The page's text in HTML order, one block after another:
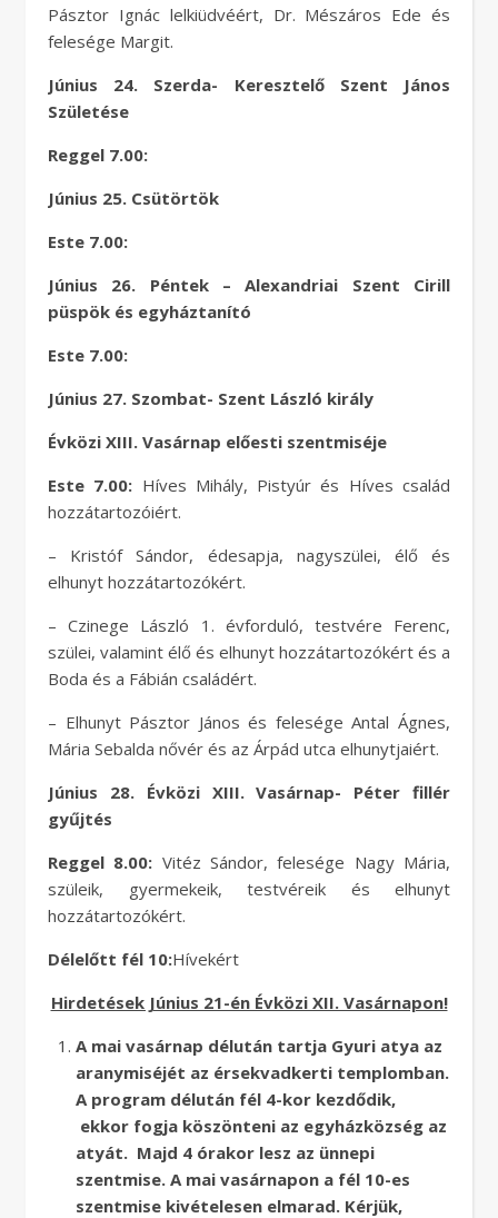
Pásztor Ignác lelkiüdvéért, Dr. Mészáros Ede és
felesége Margit.
Június 24. Szerda- Keresztelő Szent János
Születése
Reggel 7.00:
Június 25. Csütörtök
Este 7.00:
Június 26. Péntek – Alexandriai Szent Cirill
püspök és egyháztanító
Este 7.00:
Június 27. Szombat- Szent László király
Évközi XIII. Vasárnap előesti szentmiséje
Este 7.00: Híves Mihály, Pistyúr és Híves család
hozzátartozóiért.
– Kristóf Sándor, édesapja, nagyszülei, élő és
elhunyt hozzátartozókért.
– Czinege László 1. évforduló, testvére Ferenc,
szülei, valamint élő és elhunyt hozzátartozókért és a
Boda és a Fábián családért.
– Elhunyt Pásztor János és felesége Antal Ágnes,
Mária Sebalda nővér és az Árpád utca elhunytjaiért.
Június 28. Évközi XIII. Vasárnap- Péter fillér
gyűjtés
Reggel 8.00: Vitéz Sándor, felesége Nagy Mária,
szüleik, gyermekeik, testvéreik és elhunyt
hozzátartozókért.
Délelőtt fél 10:Hívekért
Hirdetések Június 21-én Évközi XII. Vasárnapon!
A mai vasárnap délután tartja Gyuri atya az
aranymiséjét az érsekvadkerti templomban.
A program délután fél 4-kor kezdődik,
ekkor fogja köszönteni az egyházközség az
atyát. Majd 4 órakor lesz az ünnepi
szentmise. A mai vasárnapon a fél 10-es
szentmise kivételesen elmarad. Kérjük,